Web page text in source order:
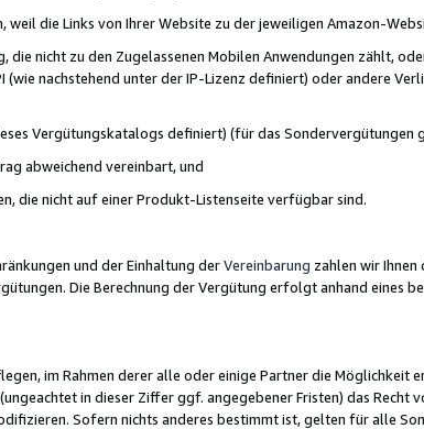
die Links von Ihrer Website zu der jeweiligen Amazon-
nicht zu den Zugelassenen Mobilen Anwendungen zählt,
(wie nachstehend unter der IP-Lizenz definiert) oder andere
Vergütungskatalogs definiert) (für das Sondervergütungen
abweichend vereinbart, und
die nicht auf einer Produkt-Listenseite verfügbar sind.
und der Einhaltung derVereinbarung zahlen wir Ihnen
Die Berechnung der Vergütung erfolgt anhand eines
im Rahmen derer alle oder einige Partner die Möglichkeit
in dieser Ziffer ggf. angegebener Fristen) das Recht
Sofern nichts anderes bestimmt ist, gelten für alle